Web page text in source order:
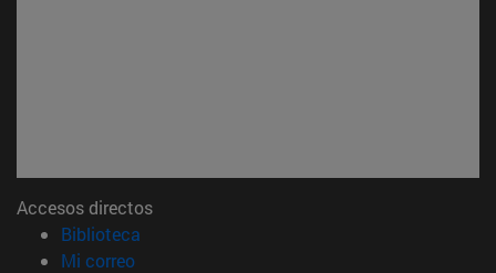
Accesos directos
Biblioteca
Mi correo(abre en nueva ventana)